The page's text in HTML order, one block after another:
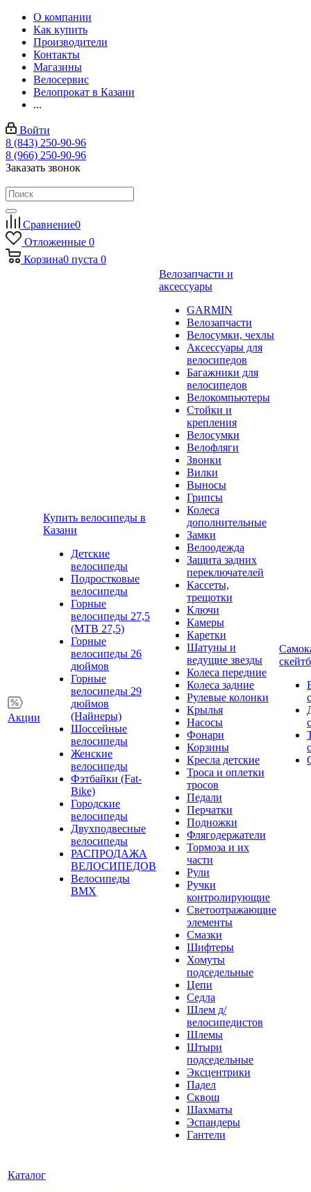
О компании
Как купить
Производители
Контакты
Магазины
Велосервис
Велопрокат в Казани
...
Войти
8 (843) 250-90-96
8 (966) 250-90-96
Заказать звонок
Сравнение0
Отложенные 0
Корзина0 пуста 0
Акции
Купить велосипеды в
Казани
Детские
велосипеды
Подростковые
велосипеды
Горные
велосипеды 27,5
(MTB 27,5)
Горные
велосипеды 26
дюймов
Горные
велосипеды 29
дюймов
(Найнеры)
Шоссейные
велосипеды
Женские
велосипеды
Фэтбайки (Fat-
Bike)
Городские
велосипеды
Двухподвесные
велосипеды
РАСПРОДАЖА
ВЕЛОСИПЕДОВ
Велосипеды
BMX
Велозапчасти и
аксессуары
GARMIN
Велозапчасти
Велосумки, чехлы
Аксессуары для
велосипедов
Багажники для
велосипедов
Велокомпьютеры
Стойки и
крепления
Велосумки
Велофляги
Звонки
Вилки
Выносы
Грипсы
Колеса
дополнительные
Замки
Велоодежда
Защита задних
переключателей
Кассеты,
трещотки
Ключи
Камеры
Каретки
Шатуны и
ведущие звезды
Колеса передние
Колеса задние
Рулевые колонки
Крылья
Насосы
Фонари
Корзины
Кресла детские
Троса и оплетки
тросов
Педали
Перчатки
Подножки
Флягодержатели
Тормоза и их
части
Рули
Ручки
контролирующие
Светоотражающие
элементы
Смазки
Шифтеры
Хомуты
подседельные
Цепи
Седла
Шлем д/
велосипедистов
Шлемы
Штыри
подседельные
Эксцентрики
Падел
Сквош
Шахматы
Эспандеры
Гантели
Каталог